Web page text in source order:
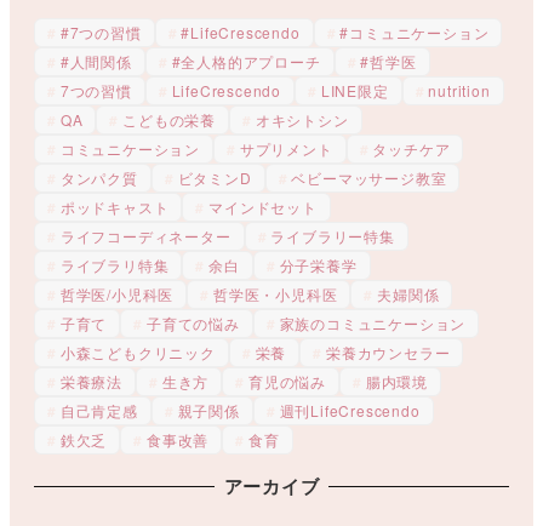
#7つの習慣 #LifeCrescendo
#コミュニケーション
#人間関係
#全人格的アプローチ
#哲学医
7つの習慣
LifeCrescendo LINE限定
nutrition
QA
こどもの栄養
オキシトシン
コミュニケーション
サプリメント
タッチケア
タンパク質
ビタミンD
ベビーマッサージ教室
ポッドキャスト
マインドセット
ライフコーディネーター
ライブラリー特集
ライブラリ特集
余白
分子栄養学
哲学医/小児科医
哲学医・小児科医
夫婦関係
子育て
子育ての悩み
家族のコミュニケーション
小森こどもクリニック
栄養
栄養カウンセラー
栄養療法
生き方 育児の悩み
腸内環境
自己肯定感
親子関係
週刊LifeCrescendo
鉄欠乏
食事改善 食育
アーカイブ